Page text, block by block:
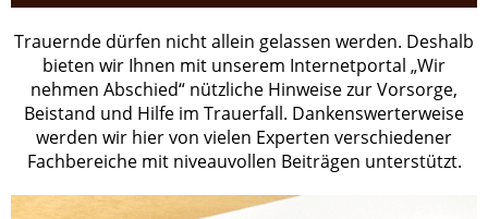
Trauernde dürfen nicht allein gelassen werden. Deshalb
bieten wir Ihnen mit unserem Internetportal „Wir
nehmen Abschied“ nützliche Hinweise zur Vorsorge,
Beistand und Hilfe im Trauerfall. Dankenswerterweise
werden wir hier von vielen Experten verschiedener
Fachbereiche mit niveauvollen Beiträgen unterstützt.